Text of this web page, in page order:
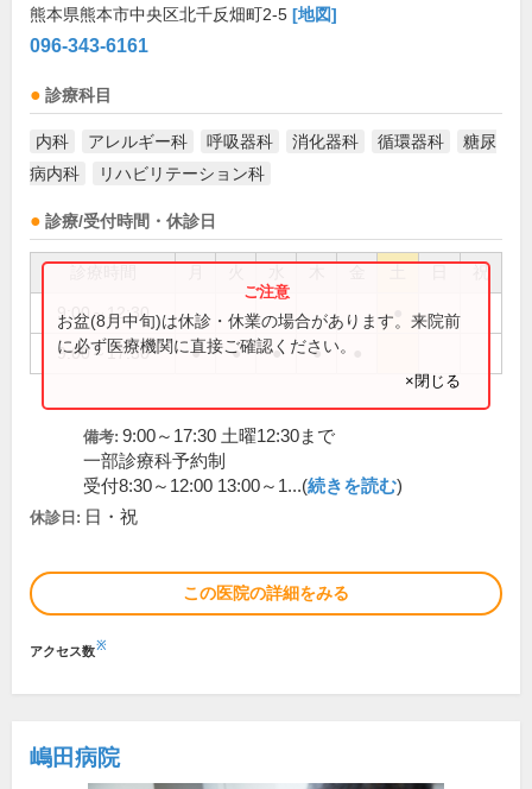
熊本県熊本市中央区北千反畑町2-5 [地図]
096-343-6161
診療科目
内科 アレルギー科 呼吸器科 消化器科 循環器科
糖尿
病内科
リハビリテーション科
診療/受付時間・休診日
祝
9:00～12:30
9:00～17:30 ● ● ● ●
お盆(8月中旬)は休診・休業の場合があります。来院前
に必ず医療機関に直接ご確認ください。
×閉じる
備考: 9:00～17:30 土曜12:30まで
一部診療科予約制
受付8:30～12:00 13:00～1...(続きを読む)
休診日: 日・祝
この医院の詳細をみる
アクセス数※
嶋田病院